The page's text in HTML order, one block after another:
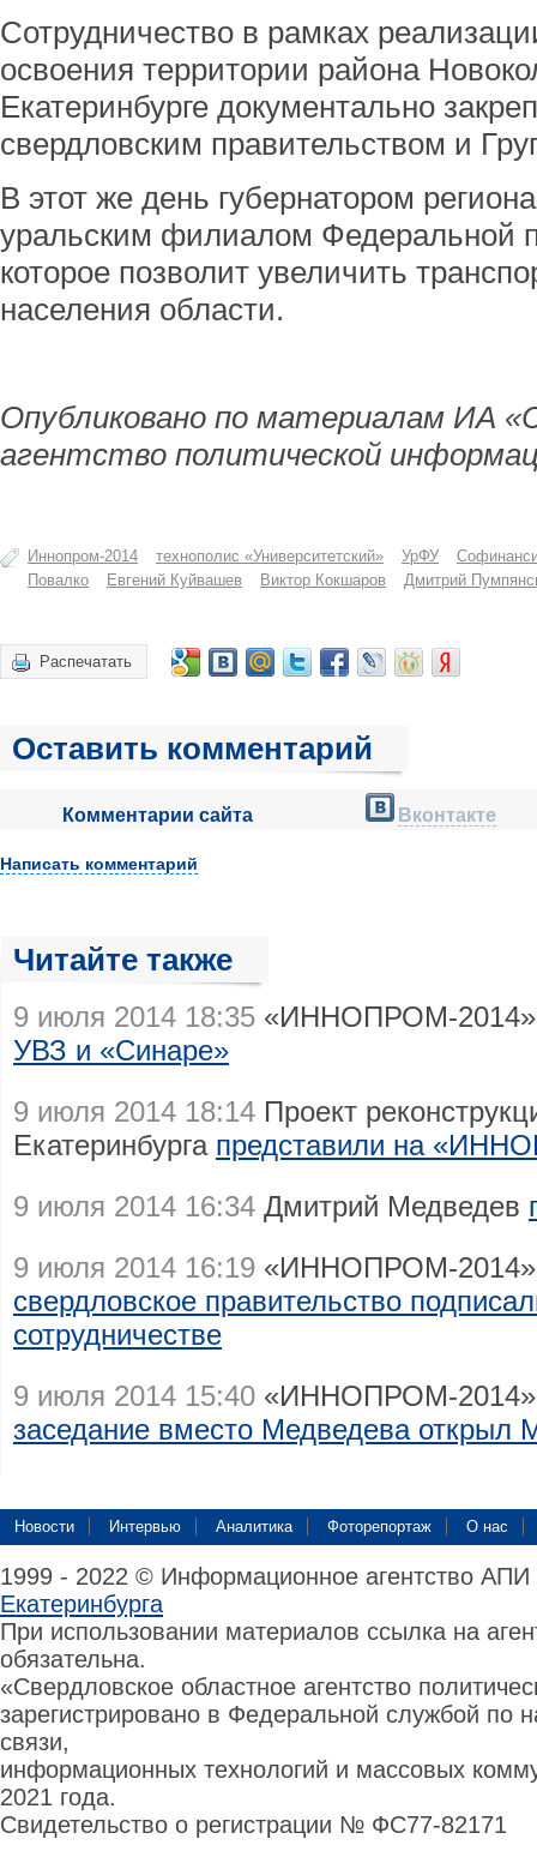
Сотрудничество в рамках
освоения территории района
Екатеринбурге документально
свердловским правительством и
В этот же день губернатором
уральским филиалом Федеральной
которое позволит увеличить
населения области.
Опубликовано по материалам ИА
агентство политической
Иннопром-2014 технополис «Университетский» УрФУ
Повалко
Евгений Куйвашев Виктор Кокшаров Дмитрий
Распечатать
Оставить комментарий
Комментарии сайта Вконтакте
Написать комментарий
Читайте также
9 июля 2014 18:35 «ИННОПРОМ-
УВЗ и «Синаре»
9 июля 2014 18:14 Проект
Екатеринбурга представили на
9 июля 2014 16:34 Дмитрий Медведев
9 июля 2014 16:19 «ИННОПРОМ-
свердловское правительство
сотрудничестве
9 июля 2014 15:40 «ИННОПРОМ-
заседание вместо Медведева открыл
Новости Интервью Аналитика Фоторепортаж О нас
1999 - 2022 © Информационное агентство
Екатеринбурга
При использовании материалов ссылка на
обязательна.
«Свердловское областное агентство
зарегистрировано в Федеральной службой по
связи,
информационных технологий и массовых
2021 года.
Свидетельство о регистрации № ФС77-82171